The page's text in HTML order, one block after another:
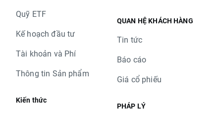
Quỹ ETF
Kế hoạch đầu tư
Tài khoản và Phí
Thông tin Sản phẩm
Kiến thức
QUAN HỆ KHÁCH HÀNG
Tin tức
Báo cáo
Giá cổ phiếu
PHÁP LÝ